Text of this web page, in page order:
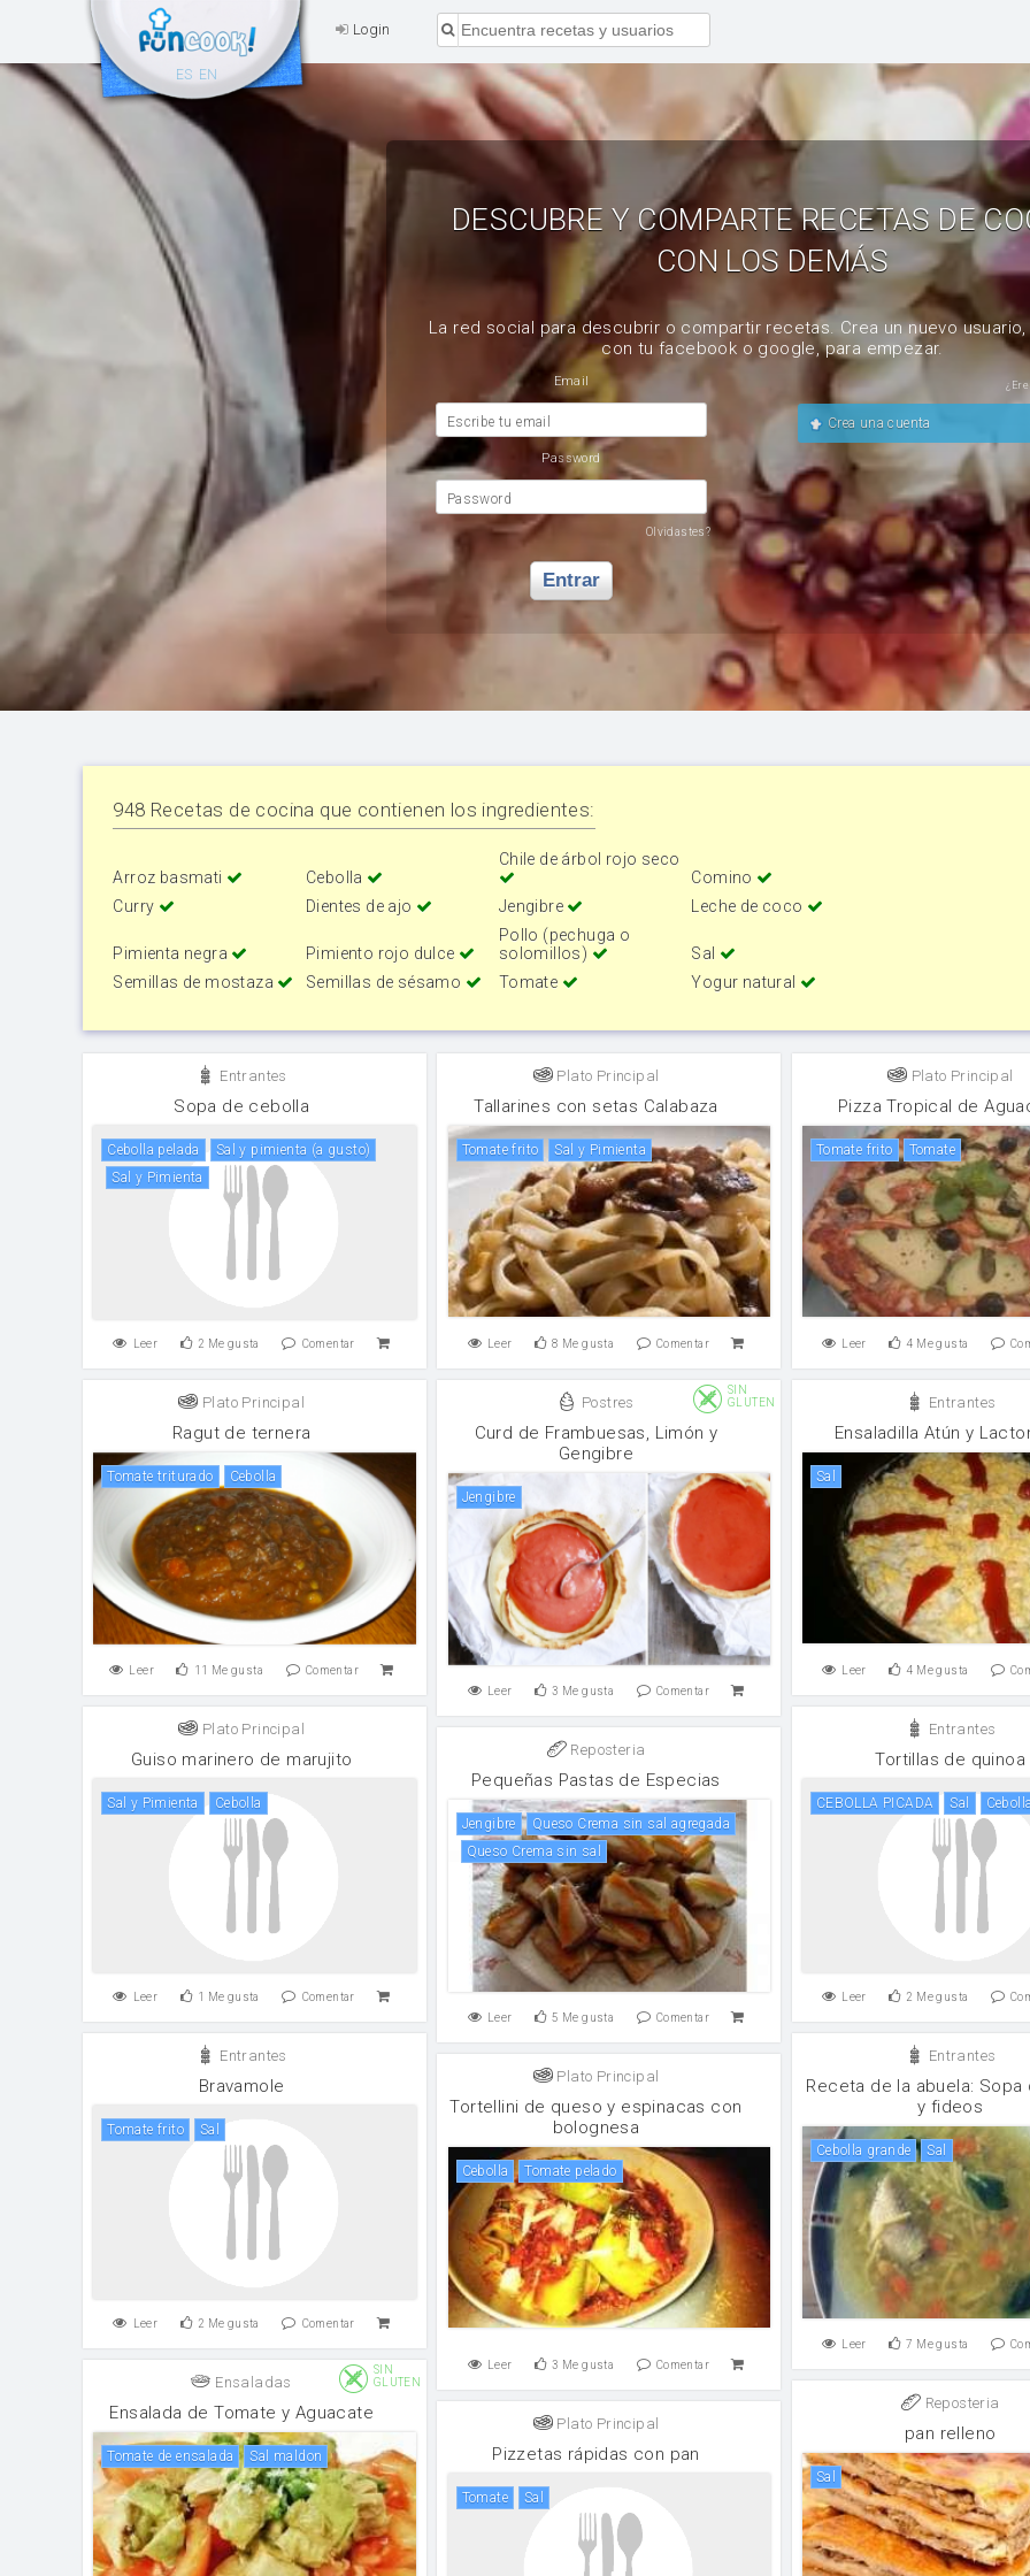
Login
ES EN
DESCUBRE Y COMPARTE RECETAS DE
CON LOS DEMÁS
La red social para descubrir o compartir recetas. Crea un nuevo
con tu facebook o google, para empezar.
Email
Escribe tu email
Password
Password
Olvidastes?
Entrar
Crea una cuenta
948 Recetas de cocina que contienen los ingredientes:
Arroz basmati Cebolla
Chile de árbol rojo seco
Comino
Curry
Dientes de ajo Jengibre Leche de coco
Pimienta negra Pimiento rojo dulce
Pollo (pechuga o
solomillos)
Sal
Semillas de mostaza
Semillas de sésamo Tomate Yogur natural
Entrantes
Sopa de cebolla
cebolla pelada
sal y pimienta (a gusto)
Sal y Pimienta
Leer 2 Me gusta Comentar
Plato Principal
Tallarines con setas Calabaza
tomate frito Sal y Pimienta
Leer 8 Me gusta Comentar
Plato Principal
Pizza Tropical de
tomate frito tomate
Leer 4 Me gusta
Plato Principal
Ragut de ternera
tomate triturado cebolla
Leer 11 Me gusta Comentar
Postres
SIN
GLUTEN
Curd de Frambuesas, Limón y
Gengibre
jengibre
Leer 3 Me gusta Comentar
Entrantes
Ensaladilla Atún y
sal
Leer 4 Me gusta
Plato Principal
Guiso marinero de marujito
Sal y Pimienta cebolla
Leer 1 Me gusta Comentar
Entrantes
Tortillas de quinoa
CEBOLLA PICADA sal cebolla
Leer 2 Me gusta
Reposteria
Pequeñas Pastas de Especias
jengibre
Queso Crema sin sal agregada
Queso Crema sin sal
Leer 5 Me gusta Comentar
Entrantes
Bravamole
tomate frito sal
Leer 2 Me gusta Comentar
Entrantes
Receta de la abuela: Sopa
y fideos
Cebolla grande sal
Leer 7 Me gusta
Plato Principal
Tortellini de queso y espinacas con
bolognesa
cebolla Tomate pelado
Leer 3 Me gusta Comentar
Ensaladas
SIN
GLUTEN
Ensalada de Tomate y Aguacate
Tomate de ensalada sal maldon
Reposteria
pan relleno
sal
Plato Principal
Pizzetas rápidas con pan
tomate sal